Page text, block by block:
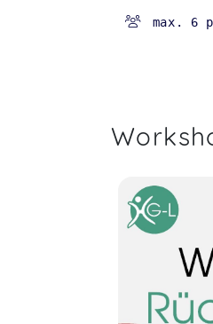
max. 6